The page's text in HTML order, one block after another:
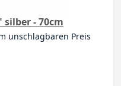
- 70cm
unschlagbaren Preis